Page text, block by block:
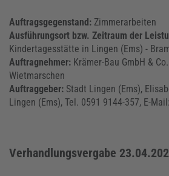
Auftragsgegenstand: Zimmerarbeiten
Ausführungsort bzw. Zeitraum der
Kindertagesstätte in Lingen (Ems) -
Auftragnehmer: Krämer-Bau GmbH &
Wietmarschen
Auftraggeber: Stadt Lingen (Ems),
Lingen (Ems), Tel. 0591 9144-357, E-
Verhandlungsvergabe